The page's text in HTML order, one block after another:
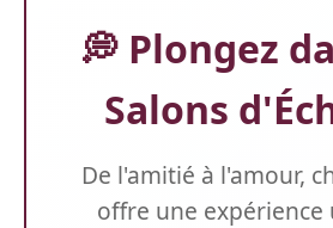
💭 Plongez
Salons
De l'amitié à l'amour,
offre une expérience